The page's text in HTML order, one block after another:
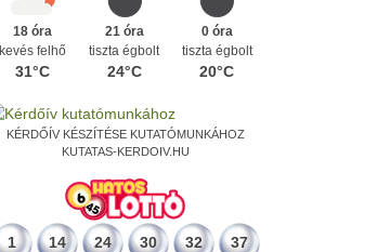
18 óra
kevés felhő
31°C
21 óra
tiszta égbolt
24°C
0 óra
tiszta égbolt
20°C
KÉRDŐÍV KÉSZÍTÉSE KUTATÓMUNKÁHOZ
KUTATAS-KERDOIV.HU
1 14 24 30 32 37